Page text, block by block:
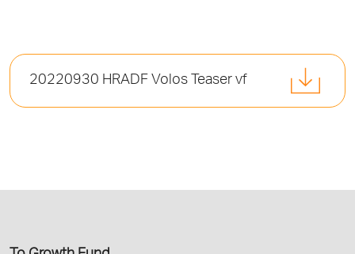
20220930 HRADF Volos Teaser vf